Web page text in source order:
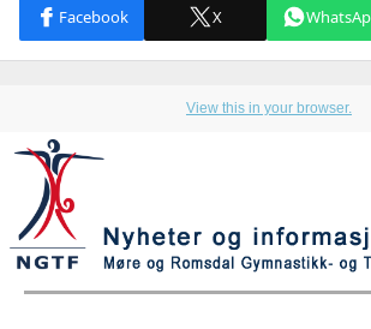
View this in your browser.